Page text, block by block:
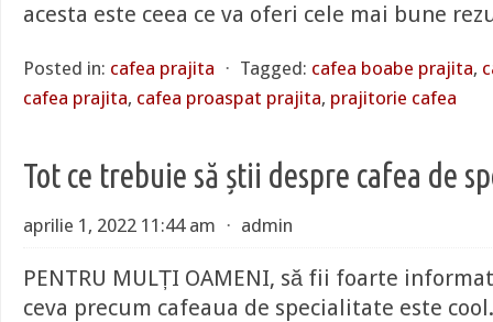
acesta este ceea ce va oferi cele mai bune
Posted in: cafea prajita ⋅ Tagged: cafea boabe prajita,
cafea prajita, cafea proaspat prajita, prajitorie cafea
Tot ce trebuie să știi despre cafea de
aprilie 1, 2022 11:44 am ⋅ admin
PENTRU MULȚI OAMENI, să fii foarte
ceva precum cafeaua de specialitate este